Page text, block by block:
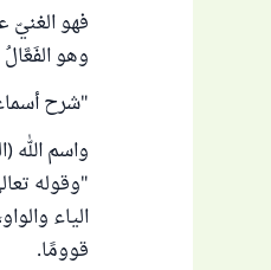
فهو
وهو الفَعَّالُ
"شرح
واسم الله
"وقوله
الياء
قوومًا.